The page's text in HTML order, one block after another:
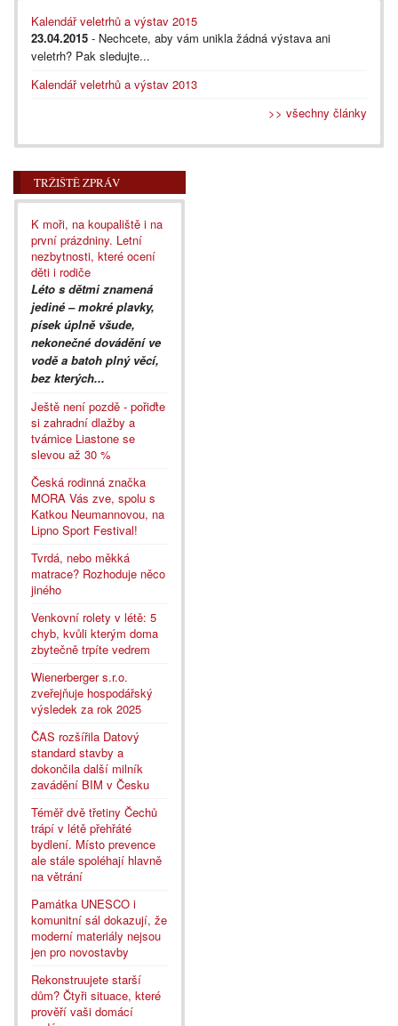
Kalendář veletrhů a výstav 2015
23.04.2015 - Nechcete, aby vám unikla žádná výstava ani
veletrh? Pak sledujte...
Kalendář veletrhů a výstav 2013
>> všechny články
TRŽIŠTĚ ZPRÁV
K moři, na koupaliště i na
první prázdniny. Letní
nezbytnosti, které ocení
děti i rodiče
Léto s dětmi znamená
jediné – mokré plavky,
písek úplně všude,
nekonečné dovádění ve
vodě a batoh plný věcí,
bez kterých...
Ještě není pozdě - pořiďte
si zahradní dlažby a
tvárnice Liastone se
slevou až 30 %
Česká rodinná značka
MORA Vás zve, spolu s
Katkou Neumannovou, na
Lipno Sport Festival!
Tvrdá, nebo měkká
matrace? Rozhoduje něco
jiného
Venkovní rolety v létě: 5
chyb, kvůli kterým doma
zbytečně trpíte vedrem
Wienerberger s.r.o.
zveřejňuje hospodářský
výsledek za rok 2025
ČAS rozšířila Datový
standard stavby a
dokončila další milník
zavádění BIM v Česku
Téměř dvě třetiny Čechů
trápí v létě přehřáté
bydlení. Místo prevence
ale stále spoléhají hlavně
na větrání
Památka UNESCO i
komunitní sál dokazují, že
moderní materiály nejsou
jen pro novostavby
Rekonstruujete starší
dům? Čtyři situace, které
prověří vaši domácí